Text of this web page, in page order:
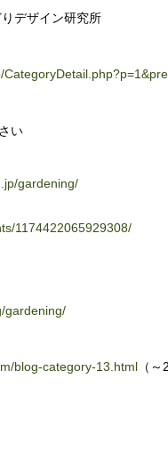
デザイン研究所
い
gardening/
1174422065929308/
gardening/
blog-category-13.html （